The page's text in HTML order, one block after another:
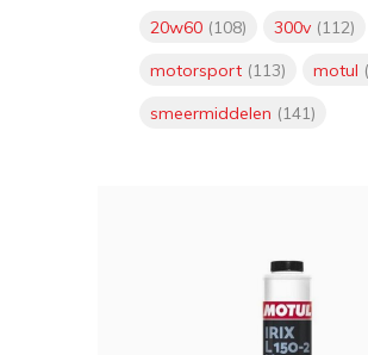
20w60 (108) 300v (112)
motorsport (113) motul
smeermiddelen (141)